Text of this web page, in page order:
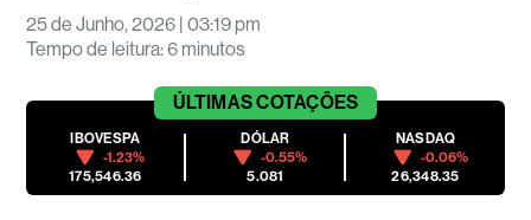
25 de Junho, 2026 | 03:19 pm
Tempo de leitura:6 minutos
ÚLTIMASCOTAÇÕES
IBOVESPA
-1.23%
175,546.36
DÓLAR
-0.55%
5.081
NASDAQ
-0.06%
26,348.35